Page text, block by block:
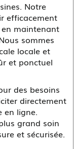
Notre
efficacement
maintenant
sommes
locale et
et ponctuel
des besoins
directement
en ligne.
grand soin
et sécurisée.